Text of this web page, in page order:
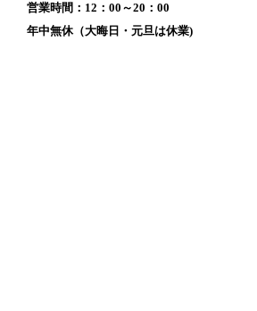
営業時間：12：00～20：00
年中無休（大晦日・元旦は休業)